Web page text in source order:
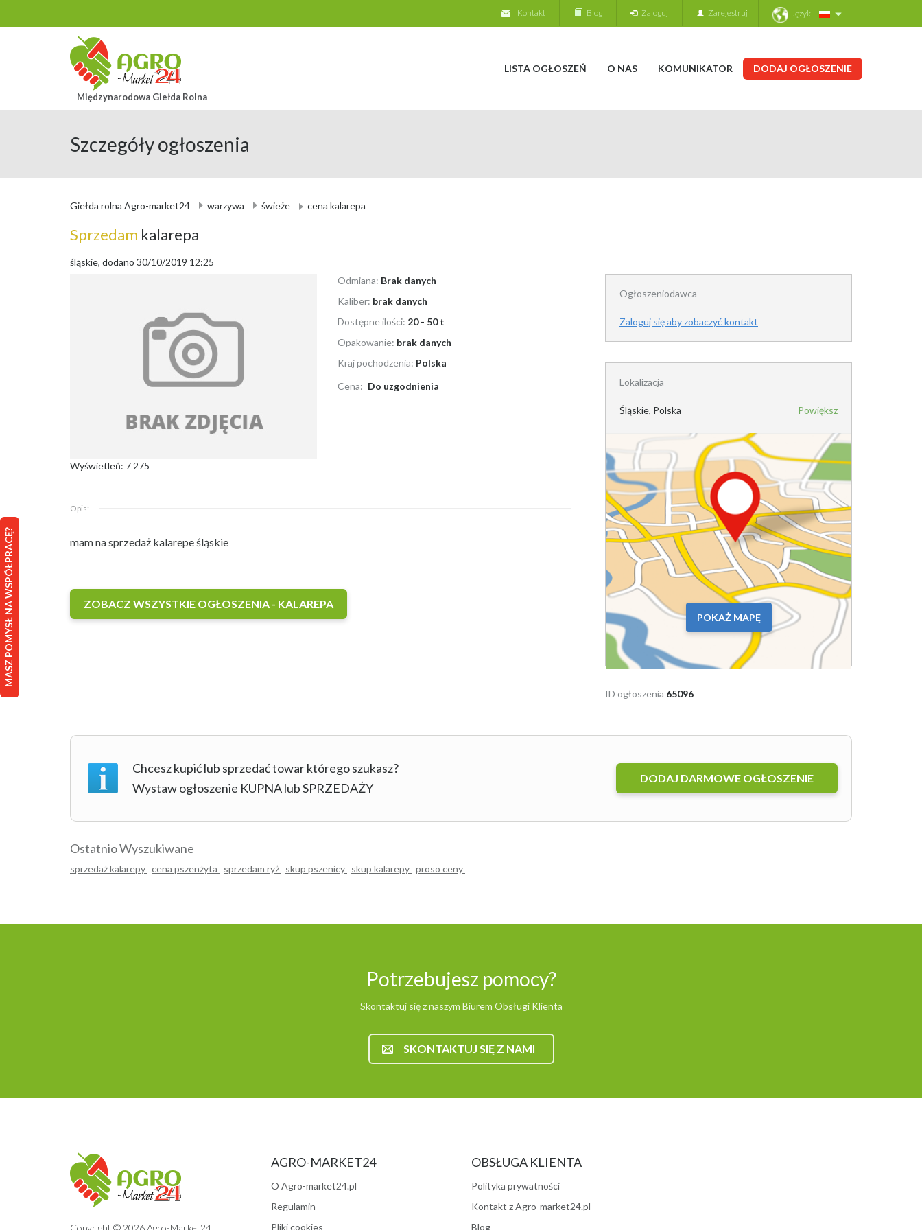
Język
Zaloguj Zarejestruj
Kontakt Blog
Międzynarodowa Giełda Rolna
LISTA OGŁOSZEŃ O NAS KOMUNIKATOR DODAJ OGŁOSZENIE
Szczegóły ogłoszenia
Giełda rolna Agro-market24 warzywa świeże cena kalarepa
Sprzedam kalarepa
śląskie, dodano 30/10/2019 12:25
Wyświetleń: 7 275
Odmiana: Brak danych
Kaliber: brak danych
Dostępne ilości: 20 - 50 t
Opakowanie: brak danych
Kraj pochodzenia: Polska
Cena: Do uzgodnienia
Opis:
mam na sprzedaż kalarepe śląskie
ZOBACZ WSZYSTKIE OGŁOSZENIA - KALAREPA
Ogłoszeniodawca
Zaloguj się aby zobaczyć kontakt
Lokalizacja
Śląskie, Polska Powiększ
POKAŻ MAPĘ
ID ogłoszenia 65096
Chcesz kupić lub sprzedać towar którego szukasz?
Wystaw ogłoszenie KUPNA lub SPRZEDAŻY
DODAJ DARMOWE OGŁOSZENIE
Ostatnio Wyszukiwane
sprzedaż kalarepy cena pszenżyta sprzedam ryż skup pszenicy skup kalarepy proso ceny
Potrzebujesz pomocy?
Skontaktuj się z naszym Biurem Obsługi Klienta
SKONTAKTUJ SIĘ Z NAMI
Copyright © 2026 Agro-Market24
AGRO-MARKET24
O Agro-market24.pl
Regulamin
Pliki cookies
OBSŁUGA KLIENTA
Polityka prywatności
Kontakt z Agro-market24.pl
Blog
MASZ POMYSŁ NA WSPÓŁPRACĘ?